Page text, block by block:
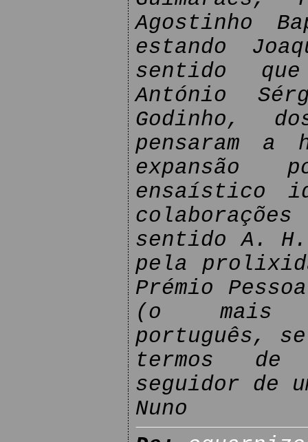
Agostinho
estando
sentido
António
Godinho,
pensaram
expansão
ensaístico
colaborações
sentido A.
pela
Prémio
(o mais
português,
termos de
seguidor de
Nuno